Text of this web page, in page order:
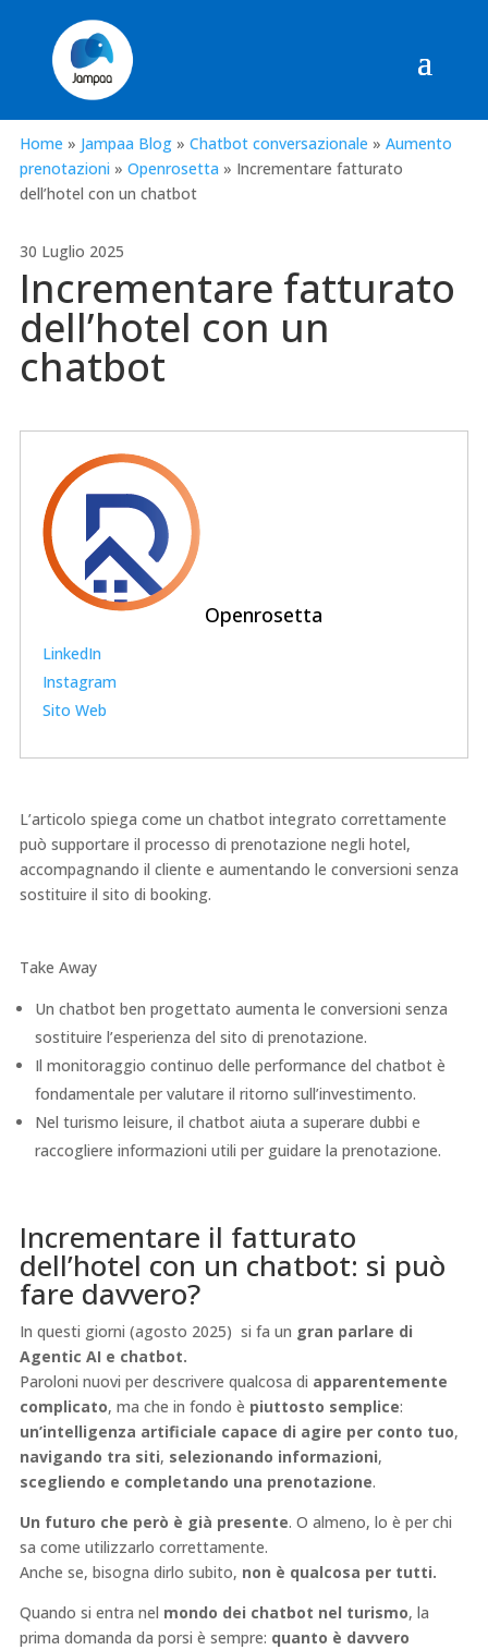
Home » Jampaa Blog» Chatbot conversazionale » Aumento
prenotazioni » Openrosetta » Incrementare fatturato
dell’hotel con un chatbot
30 Luglio 2025
Incrementare fatturato
dell’hotel con un
chatbot
Openrosetta
LinkedIn
Instagram
Sito Web
L’articolo spiega come un chatbot integrato correttamente
può supportare il processo di prenotazione negli hotel,
accompagnando il cliente e aumentando le conversioni senza
sostituire il sito di booking.
Take Away
Un chatbot ben progettato aumenta le conversioni senza
sostituire l’esperienza del sito di prenotazione.
Il monitoraggio continuo delle performance del chatbot è
fondamentale per valutare il ritorno sull’investimento.
Nel turismo leisure, il chatbot aiuta a superare dubbi e
raccogliere informazioni utili per guidare la prenotazione.
Incrementare il fatturato
dell’hotel con un chatbot: si può
fare davvero?
In questi giorni (agosto 2025) si fa un gran parlare di
Agentic AI e chatbot.
Paroloni nuovi per descrivere qualcosa di apparentemente
complicato, ma che in fondo è piuttosto semplice:
un’intelligenza artificiale capace di agire per conto tuo,
navigando tra siti, selezionando informazioni,
scegliendo e completando una prenotazione.
Un futuro che però è già presente. O almeno, lo è per chi
sa come utilizzarlo correttamente.
Anche se, bisogna dirlo subito, non è qualcosa per tutti.
Quando si entra nel mondo dei chatbot nel turismo, la
prima domanda da porsi è sempre: quanto è davvero